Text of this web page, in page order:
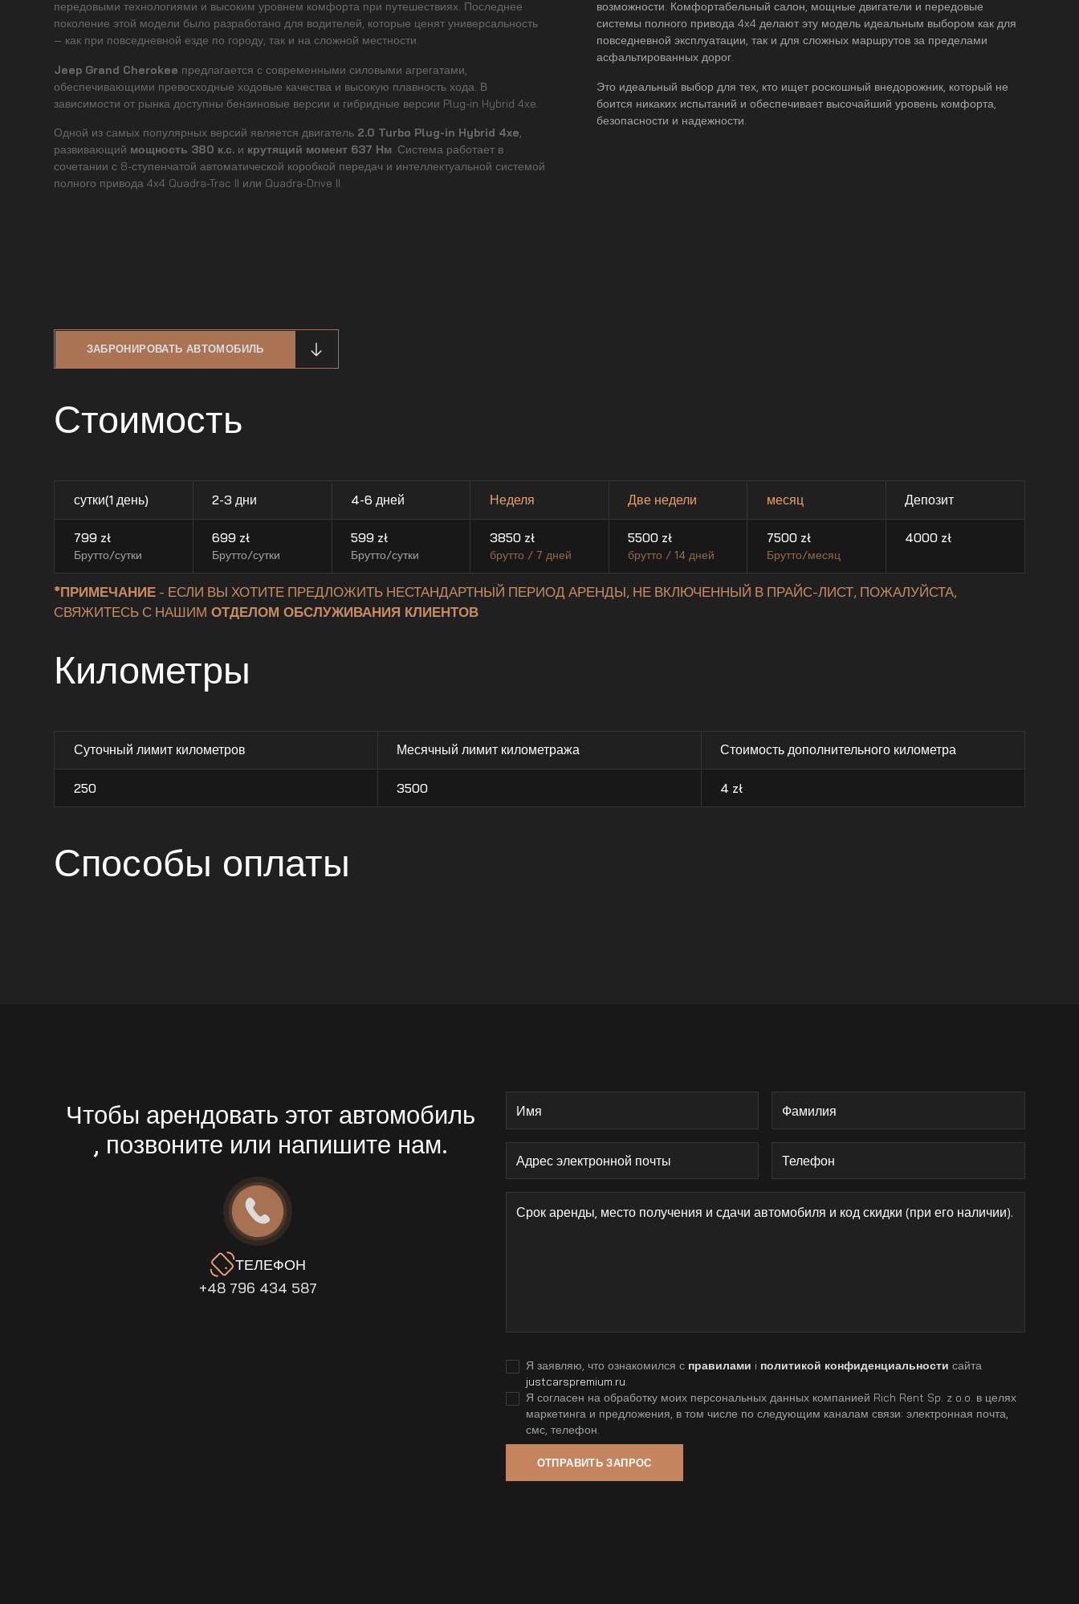
передовыми технологиями и высоким уровнем комфорта при путешествиях. Последнее
поколение этой модели было разработано для водителей, которые ценят универсальность
— как при повседневной езде по городу, так и на сложной местности.
Jeep Grand Cherokee предлагается с современными силовыми агрегатами,
обеспечивающими превосходные ходовые качества и высокую плавность хода. В
зависимости от рынка доступны бензиновые версии и гибридные версии Plug-in Hybrid 4xe.
Одной из самых популярных версий является двигатель 2.0 Turbo Plug-in Hybrid 4xe
развивающий мощность 380 к.с. и крутящий момент 637 Нм . Система работает в
сочетании с 8-ступенчатой автоматической коробкой передач и интеллектуальной системой
полного привода 4x4 Quadra-Trac II или Quadra-Drive II.
возможности. Комфортабельный салон, мощные двигатели и передовые
системы полного привода 4x4 делают эту модель идеальным выбором как для
повседневной эксплуатации, так и для сложных маршрутов за пределами
асфальтированных дорог.
Это идеальный выбор для тех, кто ищет роскошный внедорожник, который не
боится никаких испытаний и обеспечивает высочайший уровень комфорта,
безопасности и надежности.
ЗАБРОНИРОВАТЬ АВТОМОБИЛЬ
Стоимость
сутки(1 день)
799zł
Брутто/сутки
2-3 дни
699 zł
Брутто/сутки
4-6 дней
599zł
Брутто/сутки
Неделя
3850zł
брутто / 7 дней
Две недели
5500 zł
брутто / 14 дней
месяц
7500zł
Брутто/месяц
Депозит
4000 zł
*ПРИМЕЧАНИЕ - ЕСЛИ ВЫ ХОТИТЕ ПРЕДЛОЖИТЬ НЕСТАНДАРТНЫЙ ПЕРИОД АРЕНДЫ, НЕ ВКЛЮЧЕННЫЙ В ПРАЙС-ЛИСТ, ПОЖАЛУЙСТА,
СВЯЖИТЕСЬ С НАШИМ ОТДЕЛОМ ОБСЛУЖИВАНИЯ КЛИЕНТОВ
Километры
Суточный лимит километров
250
Месячный лимит километража
3500
Стоимость дополнительного километра
4 zł
Способы оплаты
Чтобы арендовать этот автомобиль
, позвоните или напишите нам.
ТЕЛЕФОН
+48 796 434 587
Я заявляю, что ознакомился с правилами i политикой конфиденциальности сайта
justcarspremium.ru
Я согласен на обработку моих персональных данных компанией Rich Rent Sp. z o.o. в целях
маркетинга и предложения, в том числе по следующим каналам связи: электронная почта,
смс, телефон.